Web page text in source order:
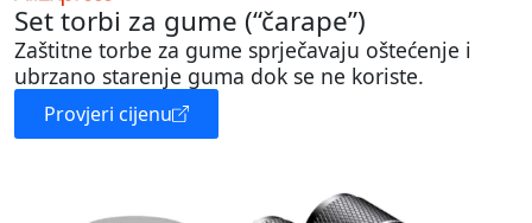
Set torbi za gume (“čarape”)
Zaštitne torbe za gume sprječavaju oštećenje i
ubrzano starenje guma dok se ne koriste.
Provjeri cijenu